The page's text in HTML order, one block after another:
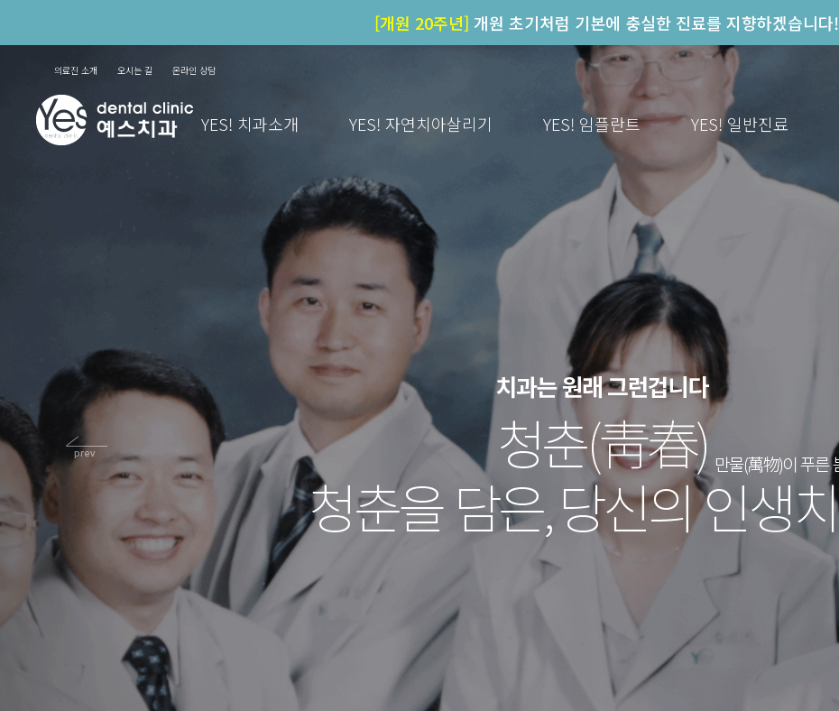
[개원 20주년] 개원 초기처럼 기본에 충실한 진료를 지향하겠습니다!
의료진 소개 오시는 길 온라인 상담
YES! 치과소개 YES! 자연치아살리기 YES! 임플란트 YES! 일반진료